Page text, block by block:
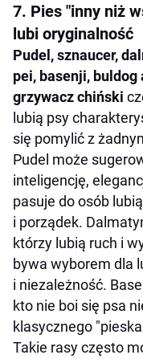
7. Pies "inny niż
lubi oryginalność
Pudel, sznaucer,
pei, basenji,
grzywacz chiński
lubią psy
się pomylić z
Pudel może
inteligencję,
pasuje do osób
i porządek.
którzy lubią ruch i
bywa wyborem dla
i niezależność.
kto nie boi się psa
klasycznego
Takie rasy często